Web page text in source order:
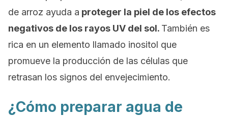
de arroz ayuda a proteger la piel de los efectos
negativos de los rayos UV del sol. También es
rica en un elemento llamado inositol que
promueve la producción de las células que
retrasan los signos del envejecimiento.
¿Cómo preparar agua de